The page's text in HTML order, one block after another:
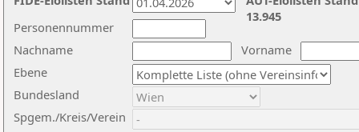
Nachname
Vorname
Ebene
Personennummer
Bundesland
Spgem./Kreis/Verein
13.945